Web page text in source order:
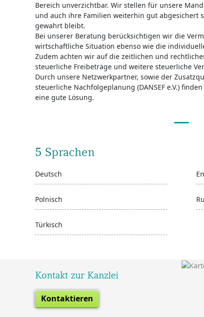
Bereich unverzichtbar. Wir stellen für unsere
und auch ihre Familien weiterhin gut abgesichert
gewahrt bleibt.
Bei unserer Beratung berücksichtigen wir die
wirtschaftliche Situation ebenso wie die
Zudem achten wir auf die zeitlichen und
steuerliche Freibeträge und weitere steuerliche
Durch unsere Netzwerkpartner, sowie der
steuerliche Nachfolgeplanung (DANSEF e.V.)
eine gute Lösung.
5 Sprachen
Deutsch
Polnisch
Türkisch
Kontakt zur Kanzlei
Kontaktieren